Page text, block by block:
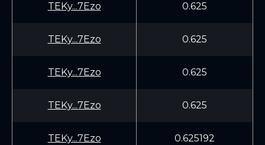
TEKy...7Ezo 0.625
TEKy...7Ezo 0.625
TEKy...7Ezo 0.625
TEKy...7Ezo 0.625
TEKy...7Ezo 0.625192